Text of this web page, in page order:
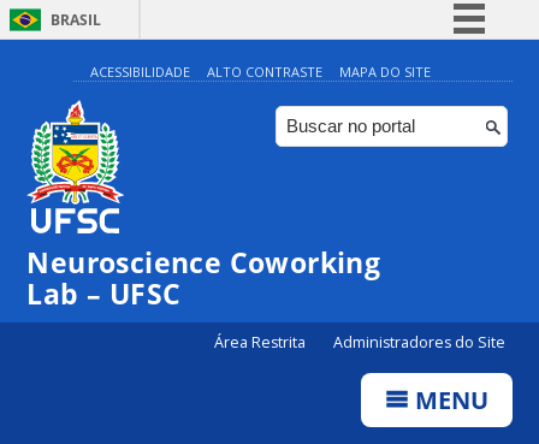
BRASIL
Simplifique!
Comunica BR
Participe
Canais
ACESSIBILIDADE ALTO CONTRASTE MAPA DO SITE
Neuroscience Coworking
Lab – UFSC
Área Restrita Administradores do Site
MENU